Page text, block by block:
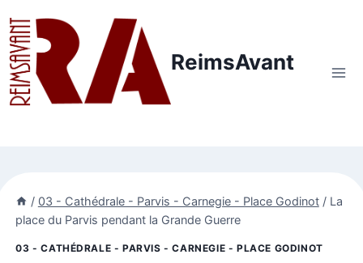
au
contenu
ReimsAvant
/ 03 - Cathédrale - Parvis - Carnegie - Place Godinot / La
place du Parvis pendant la Grande Guerre
03 - CATHÉDRALE - PARVIS - CARNEGIE - PLACE GODINOT